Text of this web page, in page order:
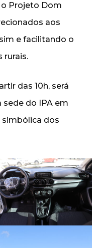
Projeto Dom
aos
e facilitando o
rurais.
das 10h, será
sede do IPA em
simbólica dos